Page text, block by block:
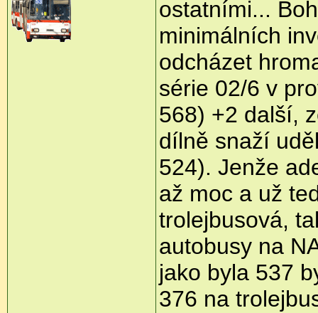
ostatními...
minimálních
odcházet
série 02/6 v
568) +2 další,
dílně snaží
524). Jenže
až moc a už
trolejbusová,
autobusy na
jako byla 537
376 na